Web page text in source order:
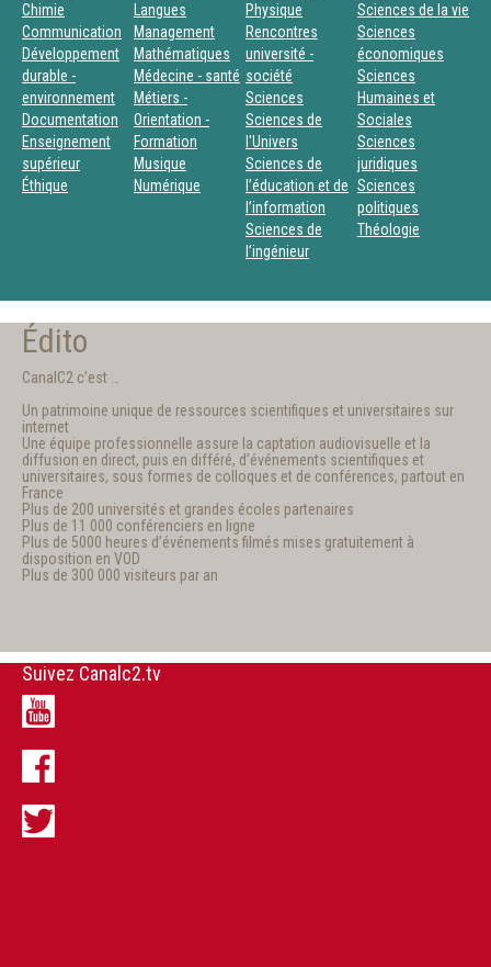
Chimie
Communication
Développement
durable -
environnement
Documentation
Enseignement
supérieur
Éthique
Langues
Management
Mathématiques
Médecine - santé
Métiers -
Orientation -
Formation
Musique
Numérique
Physique
Rencontres
université -
société
Sciences
Sciences de
l'Univers
Sciences de
l’éducation et de
l’information
Sciences de
l’ingénieur
Sciences de la vie
Sciences
économiques
Sciences
Humaines et
Sociales
Sciences
juridiques
Sciences
politiques
Théologie
Édito
CanalC2 c’est …
Un patrimoine unique de ressources scientifiques et universitaires sur
internet
Une équipe professionnelle assure la captation audiovisuelle et la
diffusion en direct, puis en différé, d’événements scientifiques et
universitaires, sous formes de colloques et de conférences, partout en
France
Plus de 200 universités et grandes écoles partenaires
Plus de 11 000 conférenciers en ligne
Plus de 5000 heures d’événements filmés mises gratuitement à
disposition en VOD
Plus de 300 000 visiteurs par an
Suivez Canalc2.tv